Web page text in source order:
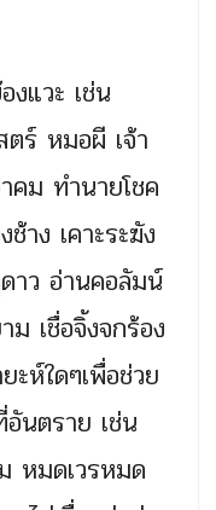
แวะ เช่น
ร์ หมอผี เจ้า
คม ทำนายโชค
าง เคาะระฆัง
าว อ่านคอลัมน์
เชื่อจิ้งจกร้อง
ห์ใดๆเพื่อช่วย
นตราย เช่น
หมดเวรหมด